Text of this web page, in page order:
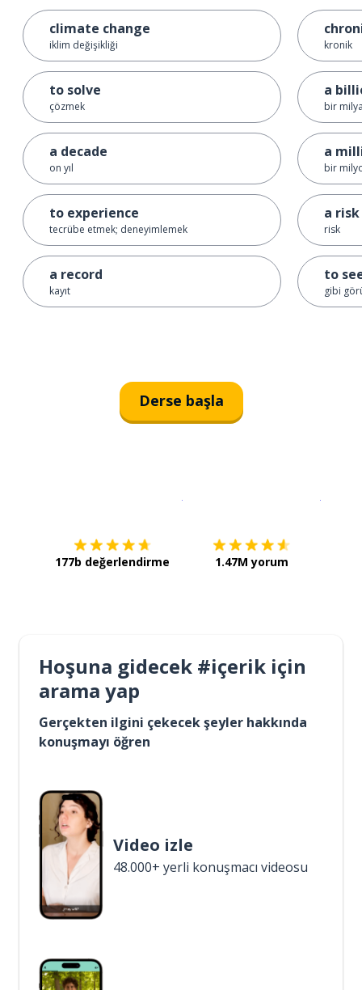
climate change
iklim değişikliği
to solve
çözmek
a decade
on yıl
to experience
tecrübe etmek; deneyimlemek
a record
kayıt
kronik
a
bir
a
bir
a risk
risk
to
gibi
Derse başla
177b değerlendirme 1.47M yorum
Hoşuna gidecek #içerik için
arama yap
Gerçekten ilgini çekecek şeyler hakkında
konuşmayı öğren
Video izle
48.000+ yerli konuşmacı videosu